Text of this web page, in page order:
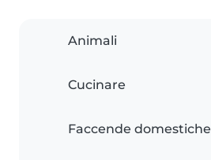
Animali
Cucinare
Faccende domestiche